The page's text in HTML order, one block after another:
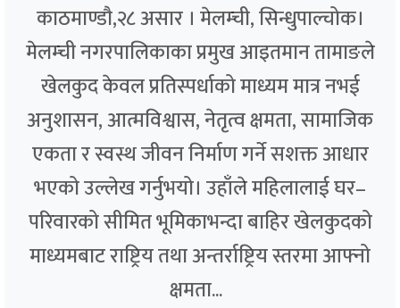
काठमाण्डौ,२८ असार । मेलम्ची, सिन्धुपाल्चोक।
मेलम्ची नगरपालिकाका प्रमुख आइतमान तामाङले
खेलकुद केवल प्रतिस्पर्धाको माध्यम मात्र नभई
अनुशासन, आत्मविश्वास, नेतृत्व क्षमता, सामाजिक
एकता र स्वस्थ जीवन निर्माण गर्ने सशक्त आधार
भएको उल्लेख गर्नुभयो। उहाँले महिलालाई घर–
परिवारको सीमित भूमिकाभन्दा बाहिर खेलकुदको
माध्यमबाट राष्ट्रिय तथा अन्तर्राष्ट्रिय स्तरमा आफ्नो
क्षमता...